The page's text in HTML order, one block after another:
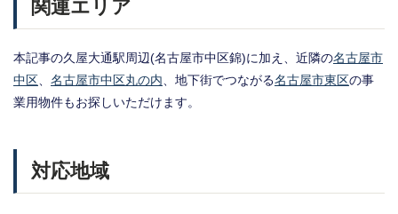
関連エリア
本記事の久屋大通駅周辺(名古屋市中区錦)に加え、近隣の名古屋市
中区
名古屋市中区丸の内 、地下街でつながる名古屋市東区の事
業用物件もお探しいただけます。
対応地域